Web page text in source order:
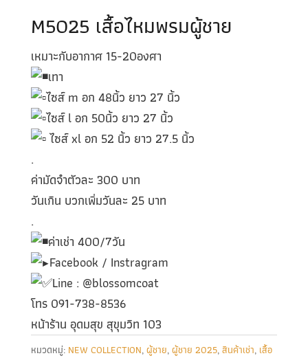
M5025 เสื้อไหมพรมผู้ชาย
เหมาะกับอากาศ 15-20องศา
เทา
ไซส์ m อก 48นิ้ว ยาว 27 นิ้ว
ไซส์ l อก 50นิ้ว ยาว 27 นิ้ว
ไซส์ xl อก 52 นิ้ว ยาว 27.5 นิ้ว
.
ค่ามัดจำตัวละ 300 บาท
วันเกิน บวกเพิ่มวันละ 25 บาท
.
ค่าเช่า 400/7วัน
Facebook / Instragram
Line : @blossomcoat
โทร 091-738-8536
หน้าร้าน อุดมสุข สุขุมวิท 103
หมวดหมู่: NEW COLLECTION,ผู้ชาย,ผู้ชาย 2025,สินค้าเช่า, เสื้อ